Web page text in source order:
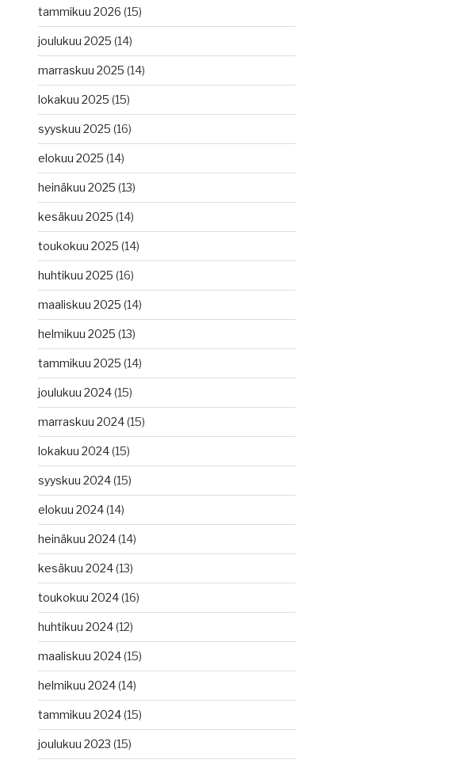
tammikuu 2026 (15)
joulukuu 2025 (14)
marraskuu 2025 (14)
lokakuu 2025 (15)
syyskuu 2025 (16)
elokuu 2025 (14)
heinäkuu 2025 (13)
kesäkuu 2025 (14)
toukokuu 2025 (14)
huhtikuu 2025 (16)
maaliskuu 2025 (14)
helmikuu 2025 (13)
tammikuu 2025 (14)
joulukuu 2024(15)
marraskuu 2024(15)
lokakuu 2024(15)
syyskuu 2024(15)
elokuu 2024(14)
heinäkuu 2024(14)
kesäkuu 2024(13)
toukokuu 2024(16)
huhtikuu 2024(12)
maaliskuu 2024(15)
helmikuu 2024(14)
tammikuu 2024(15)
joulukuu 2023 (15)